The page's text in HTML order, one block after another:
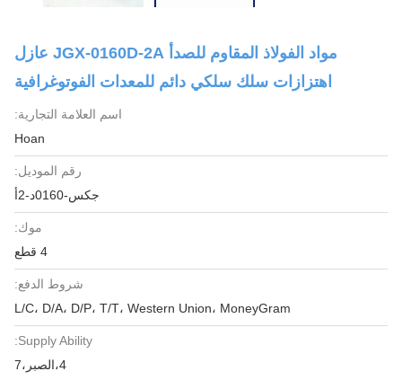
مواد الفولاذ المقاوم للصدأ JGX-0160D-2A عازل
اهتزازات سلك سلكي دائم للمعدات الفوتوغرافية
اسم العلامة التجارية:
Hoan
رقم الموديل:
جكس-0160د-2أ
موك:
4 قطع
شروط الدفع:
L/C، D/A، D/P، T/T، Western Union، MoneyGram
Supply Ability:
4،الصبر،7